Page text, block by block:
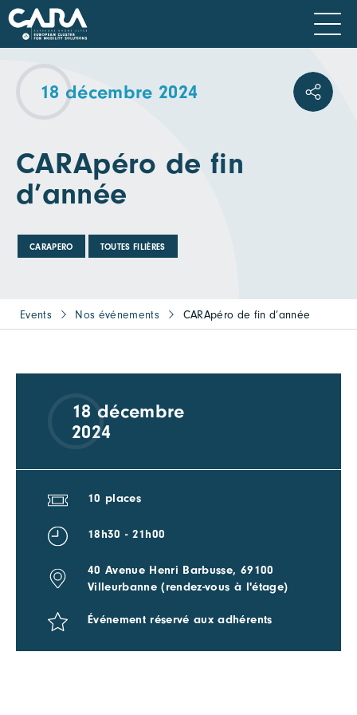
18 décembre 2024
CARApéro de fin
d’année
CARAPERO TOUTES FILIÈRES
Events Nos événements CARApéro de fin d’année
18 décembre
2024
10 places
18h30 - 21h00
40 Avenue Henri Barbusse, 69100
Villeurbanne (rendez-vous à l'étage)
Événement réservé aux adhérents